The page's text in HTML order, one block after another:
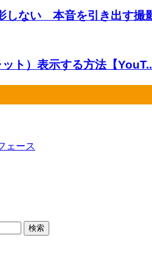
しない 本音を引き出す撮
ト）表示する方法【
ェース